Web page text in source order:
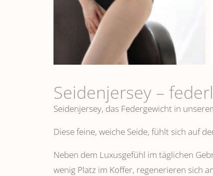
Seidenjersey –
Seidenjersey, das Federgewicht in
Diese feine, weiche Seide, fühlt sich auf
Neben dem Luxusgefühl im täglichen
wenig Platz im Koffer, regenerieren sich